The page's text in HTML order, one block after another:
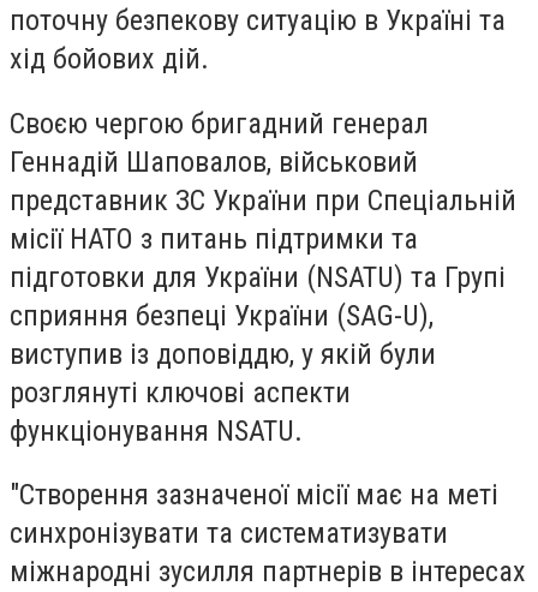
поточну безпекову ситуацію в Україні та
хід бойових дій.
Своєю чергою бригадний генерал
Геннадій Шаповалов, військовий
представник ЗС України при Спеціальній
місії НАТО з питань підтримки та
підготовки для України (NSATU) та Групі
сприяння безпеці України (SAG-U),
виступив із доповіддю, у якій були
розглянуті ключові аспекти
функціонування NSATU.
"Створення зазначеної місії має на меті
синхронізувати та систематизувати
міжнародні зусилля партнерів в інтересах